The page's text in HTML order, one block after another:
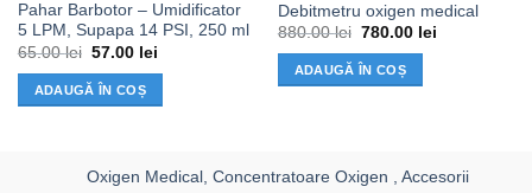
Pahar Barbotor – Umidificator
5 LPM, Supapa 14 PSI, 250 ml
65.00lei Prețul
a
fost:
65.00 lei.
57.00 leiPrețul
ADAUGĂ ÎN COȘ
Debitmetru oxigen medical
880.00lei Prețul
a
fost:
780.00 leiPrețul
ADAUGĂ ÎN COȘ
Oxigen Medical, Concentratoare Oxigen , Accesorii